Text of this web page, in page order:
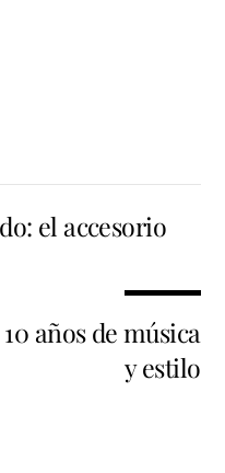
el accesorio
años de música
y estilo